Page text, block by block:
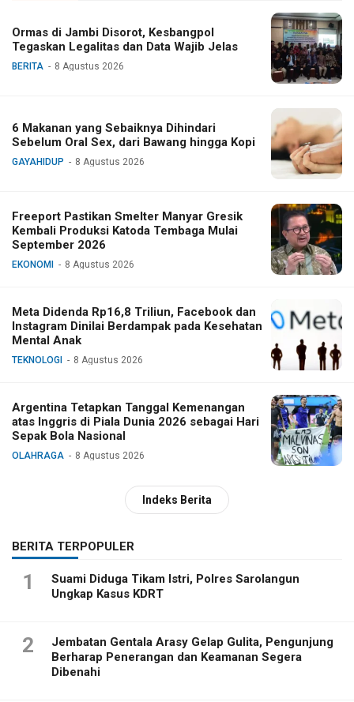
Ormas di Jambi Disorot, Kesbangpol
Tegaskan Legalitas dan Data Wajib Jelas
BERITA 8 Agustus 2026
6 Makanan yang Sebaiknya Dihindari
Sebelum Oral Sex, dari Bawang hingga Kopi
GAYAHIDUP 8 Agustus 2026
Freeport Pastikan Smelter Manyar Gresik
Kembali Produksi Katoda Tembaga Mulai
September 2026
EKONOMI 8 Agustus 2026
Meta Didenda Rp16,8 Triliun, Facebook dan
Instagram Dinilai Berdampak pada Kesehatan
Mental Anak
TEKNOLOGI 8 Agustus 2026
Argentina Tetapkan Tanggal Kemenangan
atas Inggris di Piala Dunia 2026 sebagai Hari
Sepak Bola Nasional
OLAHRAGA 8 Agustus 2026
Indeks Berita
BERITA TERPOPULER
1
Suami Diduga Tikam Istri, Polres Sarolangun
Ungkap Kasus KDRT
2
Jembatan Gentala Arasy Gelap Gulita, Pengunjung
Berharap Penerangan dan Keamanan Segera
Dibenahi